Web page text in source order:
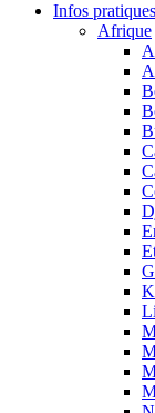
Infos pratiques
Afrique